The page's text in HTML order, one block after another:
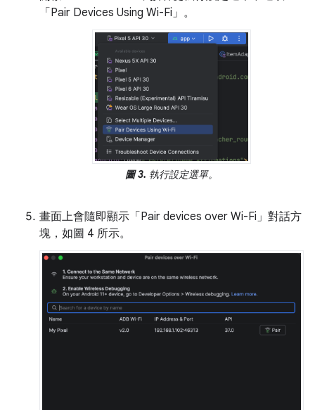
「Pair Devices Using Wi-Fi」。
圖 3. 執行設定選單。
畫面上會隨即顯示「Pair devices over Wi-Fi」 對話方
塊，如圖 4 所示。